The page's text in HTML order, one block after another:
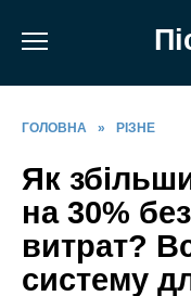
ГОЛОВНА » РІЗНЕ
Як
на 30%
витрат?
систему